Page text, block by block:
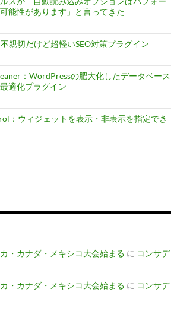
能性があります」と言ってきた
親切だけど超軽いSEO対策プラグイン
：WordPressの肥大化したデータベース
適化プラグイン
：ウィジェットを表示・非表示を指定でき
・カナダ・メキシコ大会始まる に コンサデ
・カナダ・メキシコ大会始まる に コンサデ